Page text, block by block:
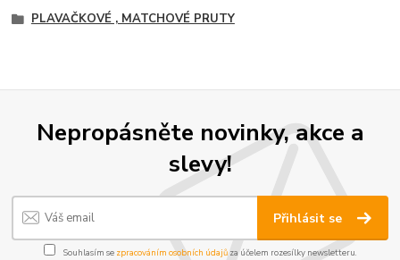
PLAVAČKOVÉ , MATCHOVÉ PRUTY
Nepropásněte novinky, akce a
slevy!
Přihlásit se
Souhlasím se zpracováním osobních údajůza účelem rozesílky newsletteru.